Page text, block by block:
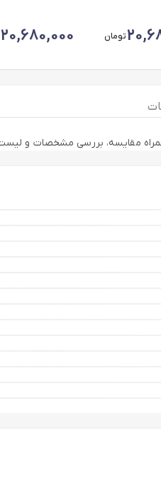
تومان 20,680,000